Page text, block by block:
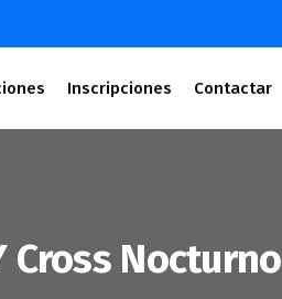
Inscripciones Contactar
Cross Nocturno